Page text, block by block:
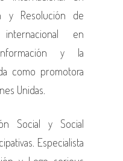
y Resolución de
internacional en
y la
como promotora
Unidas.
Social y Social
Especialista